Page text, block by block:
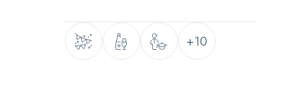
+10